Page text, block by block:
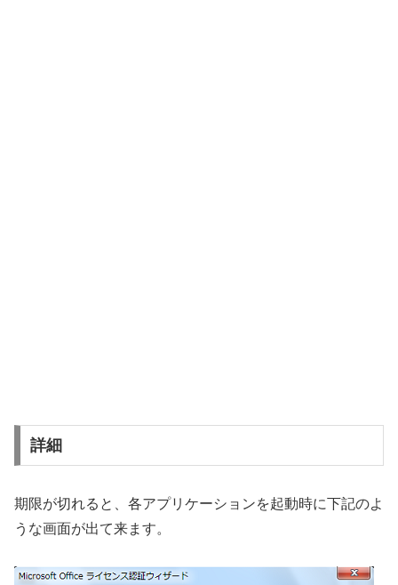
詳細
期限が切れると、各アプリケーションを起動時に下記のよ
うな画面が出て来ます。